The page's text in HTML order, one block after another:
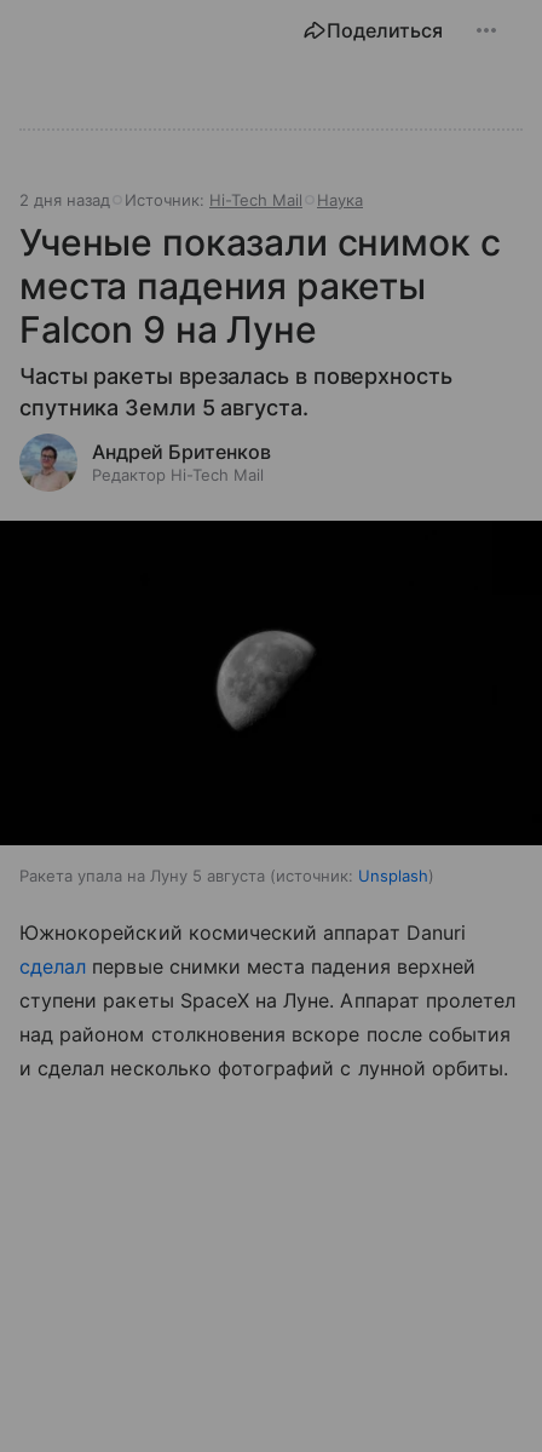
Поделиться
2 дня назад Источник: Hi-Tech Mail Наука
Ученые показали снимок с
места падения ракеты
Falcon 9 на Луне
Часты ракеты врезалась в поверхность
спутника Земли 5 августа.
Андрей Бритенков
Редактор Hi-Tech Mail
Ракета упала на Луну 5 августа источник: Unsplash
Южнокорейский космический аппарат Danuri
сделал первые снимки места падения верхней
ступени ракеты SpaceX на Луне. Аппарат пролетел
над районом столкновения вскоре после события
и сделал несколько фотографий с лунной орбиты.